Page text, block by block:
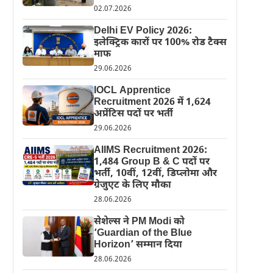
02.07.2026
Delhi EV Policy 2026:
इलेक्ट्रिक कारों पर 100% रोड टैक्स
माफ
29.06.2026
IOCL Apprentice
Recruitment 2026 में 1,624
अप्रेंटिस पदों पर भर्ती
29.06.2026
AIIMS Recruitment 2026:
1,484 Group B & C पदों पर
भर्ती, 10वीं, 12वीं, डिप्लोमा और
ग्रेजुएट के लिए मौका
28.06.2026
सेशेल्स ने PM Modi को
‘Guardian of the Blue
Horizon’ सम्मान दिया
28.06.2026